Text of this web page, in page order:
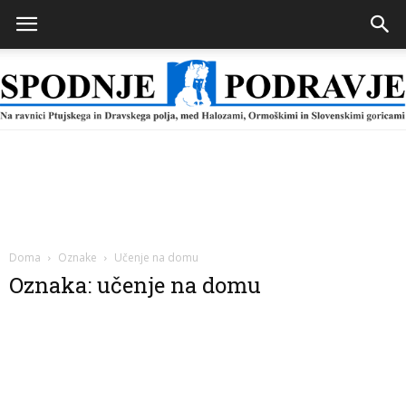
Doma Oznake Učenje na domu
Oznaka: učenje na domu